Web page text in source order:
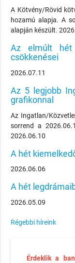
A Kötvény/Rövid
hozamú alapja. A
alapján készült.
Az elmúlt hét
csökkenései
2026.07.11
Az 5 legjobb
grafikonnal
Az Ingatlan/
sorrend a
2026.06.10
A hét
2026.06.06
A hét
2026.05.09
Régebbi híreink
Érdeklik a